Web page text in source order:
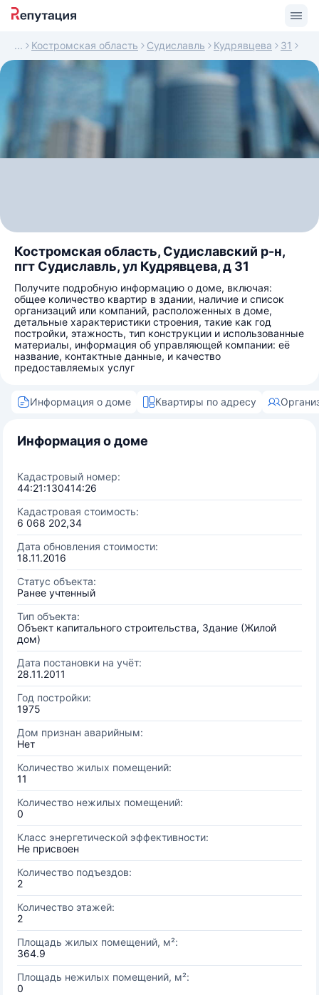
Костромская область Судиславль Кудрявцева 31
Костромская область, Судиславский р-н,
пгт Судиславль, ул Кудрявцева, д 31
Получите подробную информацию о доме, включая:
общее количество квартир в здании, наличие и список
организаций или компаний, расположенных в доме,
детальные характеристики строения, такие как год
постройки, этажность, тип конструкции и использованные
материалы, информация об управляющей компании: её
название, контактные данные, и качество
предоставляемых услуг
Информация о доме Квартиры по адресу
Информация о доме
Кадастровый номер:
44:21:130414:26
Кадастровая стоимость:
6 068 202,34
Дата обновления стоимости:
18.11.2016
Статус объекта:
Ранее учтенный
Тип объекта:
Объект капитального строительства, Здание (Жилой
дом)
Дата постановки на учёт:
28.11.2011
Год постройки:
1975
Дом признан аварийным:
Нет
Количество жилых помещений:
11
Количество нежилых помещений:
0
Класс энергетической эффективности:
Не присвоен
Количество подъездов:
2
Количество этажей:
2
Площадь жилых помещений, м²:
364.9
Площадь нежилых помещений, м²:
0